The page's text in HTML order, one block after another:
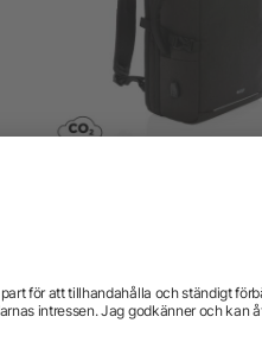
från 508,57 kr